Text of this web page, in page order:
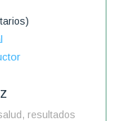
resultados